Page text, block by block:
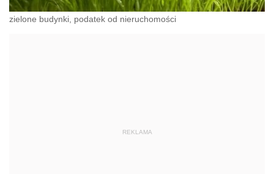
zielone budynki, podatek od nieruchomości